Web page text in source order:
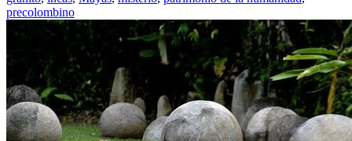
precolombino